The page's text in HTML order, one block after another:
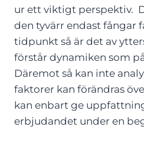
ur ett viktigt perspektiv.
den tyvärr endast fångar
tidpunkt så är det av
förstår dynamiken som
Däremot så kan inte
faktorer kan förändras
kan enbart ge
erbjudandet under en